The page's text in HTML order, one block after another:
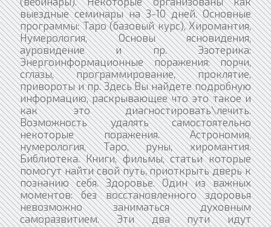
выездные семинары на 3-10 дней. Основные
программы: Таро (базовый курс), Хиромантия,
Нумерология, Основы ясновидения,
ауровидение и пр. Эзотерика:
Энергоинформационные поражения: порчи,
сглазы, программирование, проклятие,
привороты и пр. Здесь Вы найдете подробную
информацию, раскрывающее что это такое и
как это диагностировать\лечить.
Возможность удалять самостоятельно
некоторые поражения. Астрономия,
нумерология, Таро, руны, хиромантия.
Библиотека. Книги, фильмы, статьи которые
помогут найти свой путь, приоткрыть дверь к
познанию себя. Здоровье. Один из важных
моментов: без восстановленного здоровья
невозможно заниматься духовным
саморазвитием. Эти два пути идут